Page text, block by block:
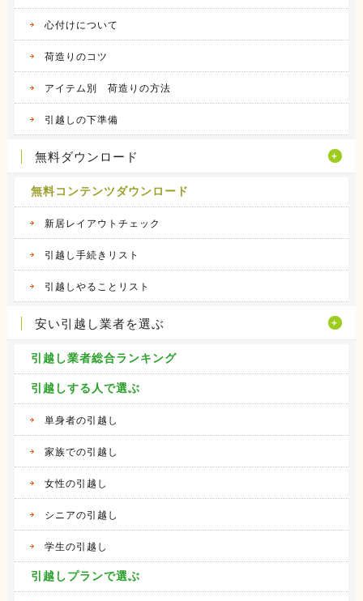
心付けについて
荷造りのコツ
アイテム別 荷造りの方法
引越しの下準備
無料ダウンロード
無料コンテンツダウンロード
新居レイアウトチェック
引越し手続きリスト
引越しやることリスト
安い引越し業者を選ぶ
引越し業者総合ランキング
引越しする人で選ぶ
単身者の引越し
家族での引越し
女性の引越し
シニアの引越し
学生の引越し
引越しプランで選ぶ